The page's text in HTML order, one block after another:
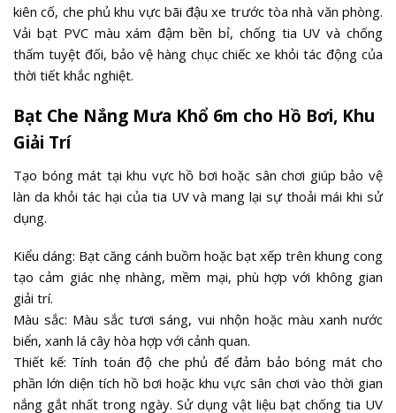
kiên cố, che phủ khu vực bãi đậu xe trước tòa nhà văn phòng.
Vải bạt PVC màu xám đậm bền bỉ, chống tia UV và chống
thấm tuyệt đối, bảo vệ hàng chục chiếc xe khỏi tác động của
thời tiết khắc nghiệt.
Bạt Che Nắng Mưa Khổ 6m cho Hồ Bơi, Khu
Giải Trí
Tạo bóng mát tại khu vực hồ bơi hoặc sân chơi giúp bảo vệ
làn da khỏi tác hại của tia UV và mang lại sự thoải mái khi sử
dụng.
Kiểu dáng: Bạt căng cánh buồm hoặc bạt xếp trên khung cong
tạo cảm giác nhẹ nhàng, mềm mại, phù hợp với không gian
giải trí.
Màu sắc: Màu sắc tươi sáng, vui nhộn hoặc màu xanh nước
biển, xanh lá cây hòa hợp với cảnh quan.
Thiết kế: Tính toán độ che phủ để đảm bảo bóng mát cho
phần lớn diện tích hồ bơi hoặc khu vực sân chơi vào thời gian
nắng gắt nhất trong ngày. Sử dụng vật liệu bạt chống tia UV